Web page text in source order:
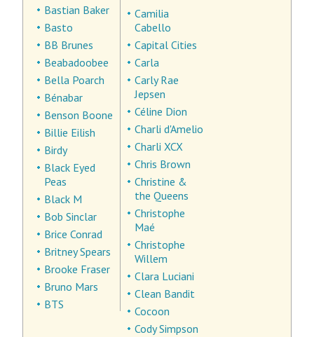
Bastian Baker
Basto
BB Brunes
Beabadoobee
Bella Poarch
Bénabar
Benson Boone
Billie Eilish
Birdy
Black Eyed
Peas
Black M
Bob Sinclar
Brice Conrad
Britney Spears
Brooke Fraser
Bruno Mars
BTS
Camilia
Cabello
Capital Cities
Carla
Carly Rae
Jepsen
Céline Dion
Charli d'Amelio
Charli XCX
Chris Brown
Christine &
the Queens
Christophe
Maé
Christophe
Willem
Clara Luciani
Clean Bandit
Cocoon
Cody Simpson